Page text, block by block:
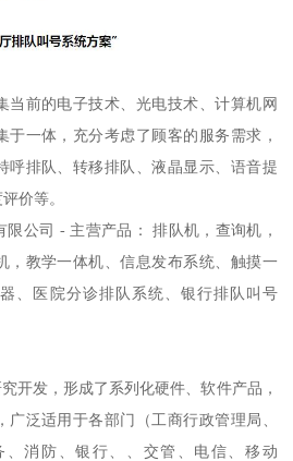
当前的电子技术、光电技术、计算机网
于一体，充分考虑了顾客的服务需求，
呼排队、转移排队、液晶显示、语音提
价等。
公司 - 主营产品： 排队机，查询机，
，教学一体机、信息发布系统、触摸一
、医院分诊排队系统、银行排队叫号
开发，形成了系列化硬件、软件产品，
泛适用于各部门（工商行政管理局、
消防、银行、、交管、电信、移动